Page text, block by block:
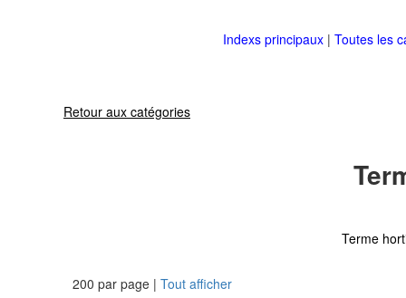
Indexs principaux | Toutes les
Retour aux catégories
Terme
200 par page | Tout afficher